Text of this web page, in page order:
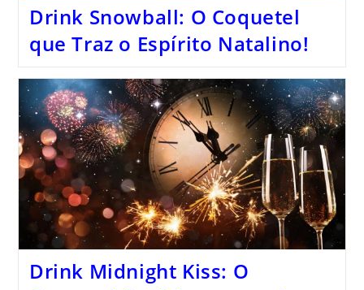
Drink Snowball: O Coquetel
que Traz o Espírito Natalino!
Drink Midnight Kiss: O